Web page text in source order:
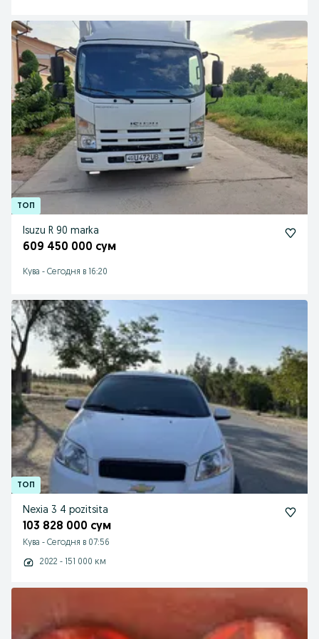
Isuzu R 90 marka
609 450 000 сум
Кува - Сегодня в 16:20
Nexia 3 4 pozitsita
103 828 000 сум
Кува - Сегодня в 07:56
2022 - 151 000 км